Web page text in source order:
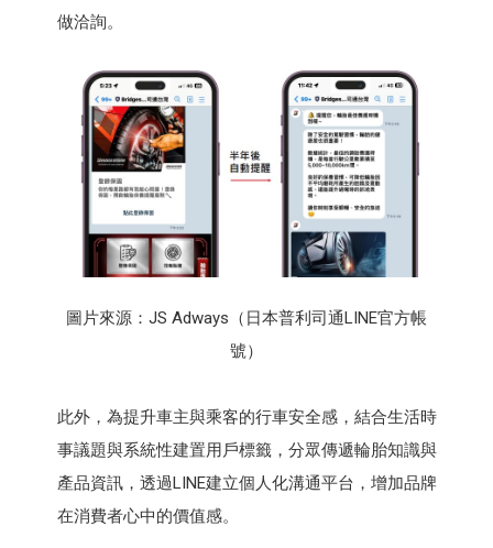
做洽詢。
圖片來源：JS Adways（日本普利司通LINE官方帳
號）
此外，為提升車主與乘客的行車安全感，結合生活時
事議題與系統性建置用戶標籤，分眾傳遞輪胎知識與
產品資訊，透過LINE建立個人化溝通平台，增加品牌
在消費者心中的價值感。